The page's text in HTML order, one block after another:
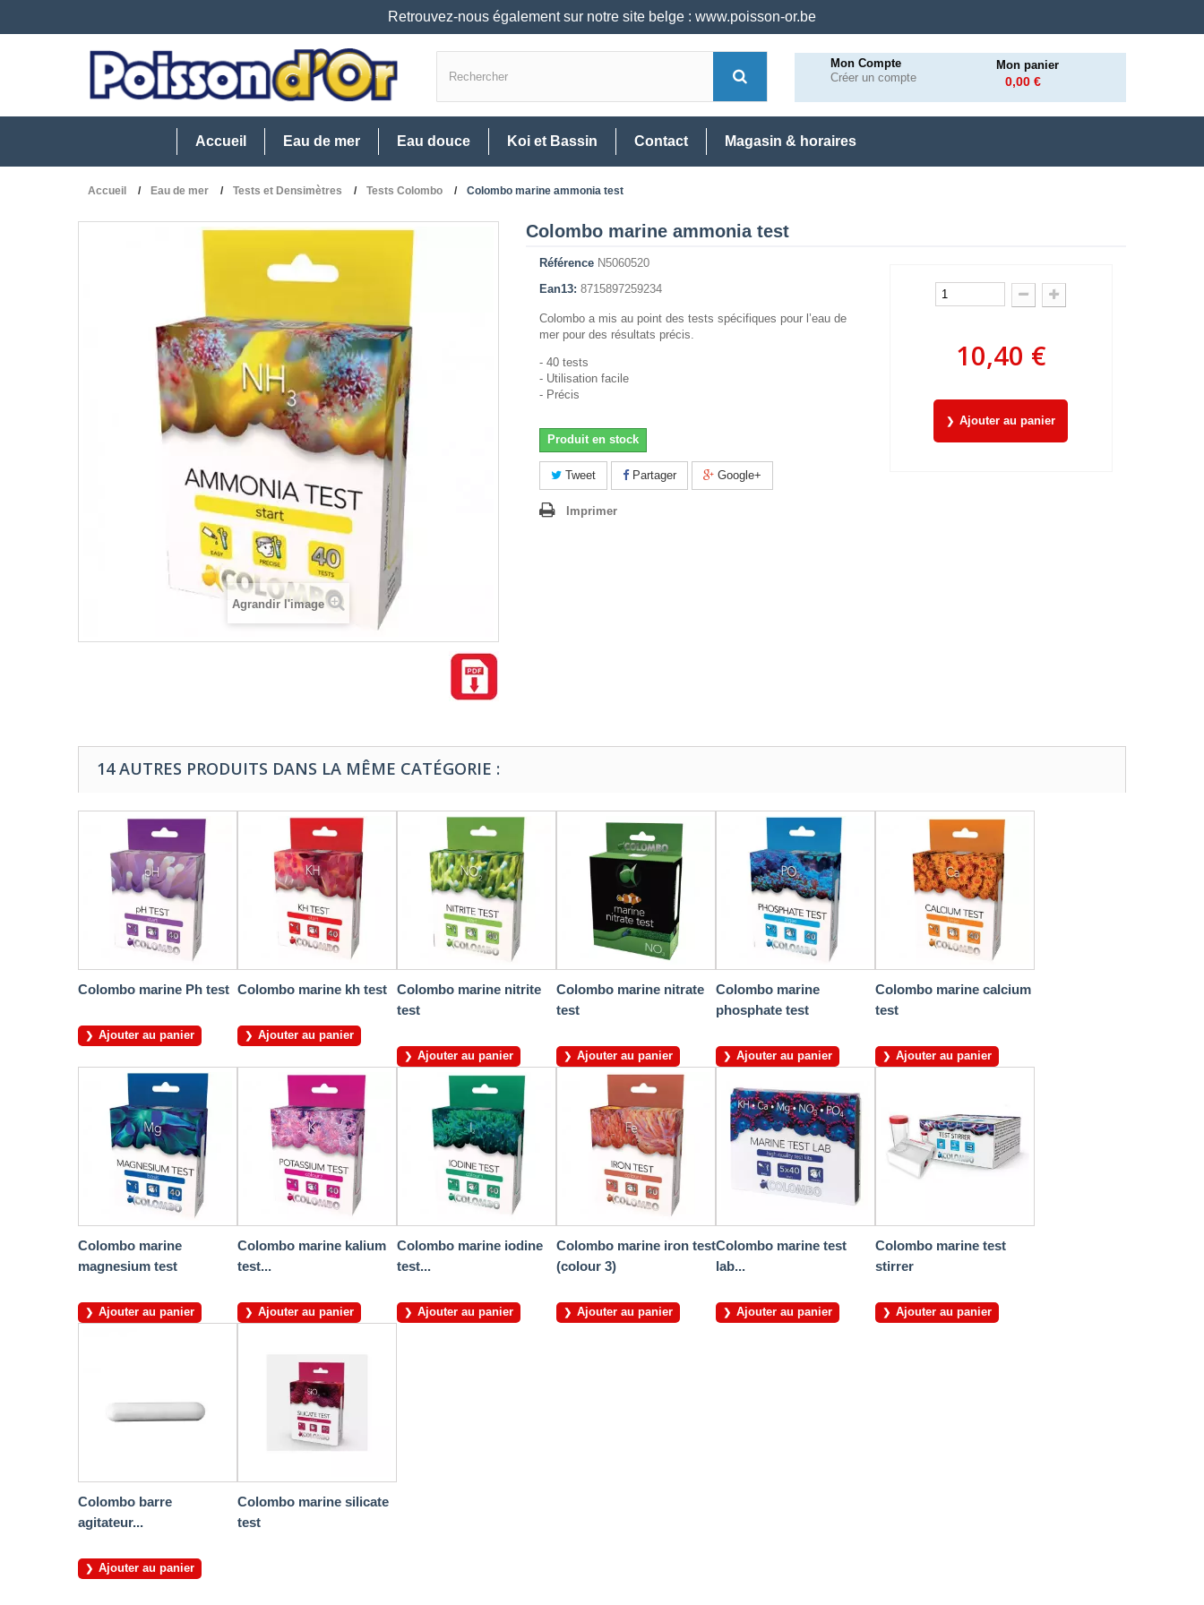
Retrouvez-nous également sur notre site belge : www.poisson-or.be
Mon Compte
Créer un compte
Mon panier
0,00 €
Accueil Eau de mer Eau douce Koi et Bassin Contact Magasin & horaires
Accueil Eau de mer Tests et Densimètres Tests Colombo Colombo marine ammonia test
Agrandir l'image
Colombo marine ammonia test
Référence N5060520
Ean13: 8715897259234
Colombo a mis au point des tests spécifiques pour l’eau de
mer pour des résultats précis.
- 40 tests
- Utilisation facile
- Précis
Produit en stock
Tweet Partager Google+
Imprimer
10,40 €
Ajouter au panier
14 AUTRES PRODUITS DANS LA MÊME CATÉGORIE :
Colombo marine Ph test
Ajouter au panier
Colombo marine kh test
Ajouter au panier
Colombo marine nitrite
test
Ajouter au panier
Colombo marine nitrate
test
Ajouter au panier
Colombo marine
phosphate test
Ajouter au panier
Colombo marine calcium
test
Ajouter au panier
Colombo marine
magnesium test
Ajouter au panier
Colombo marine kalium
test...
Ajouter au panier
Colombo marine iodine
test...
Ajouter au panier
Colombo marine iron test
(colour 3)
Ajouter au panier
Colombo marine test
lab...
Ajouter au panier
Colombo marine test
stirrer
Ajouter au panier
Colombo barre
agitateur...
Ajouter au panier
Colombo marine silicate
test